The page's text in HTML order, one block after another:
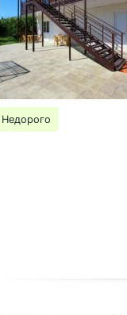
Недорого